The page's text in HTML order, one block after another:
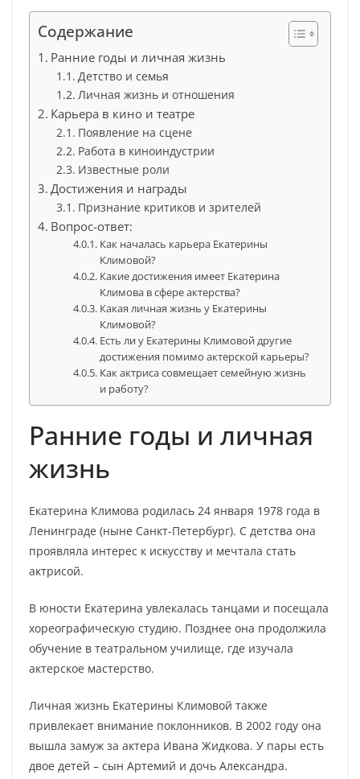
Содержание
Ранние годы и личная жизнь
Детство и семья
Личная жизнь и отношения
Карьера в кино и театре
Появление на сцене
Работа в киноиндустрии
Известные роли
Достижения и награды
Признание критиков и зрителей
Вопрос-ответ:
Как началась карьера Екатерины
Климовой?
Какие достижения имеет Екатерина
Климова в сфере актерства?
Какая личная жизнь у Екатерины
Климовой?
Есть ли у Екатерины Климовой другие
достижения помимо актерской карьеры?
Как актриса совмещает семейную жизнь
и работу?
Ранние годы и личная
жизнь
Екатерина Климова родилась 24 января 1978 года в
Ленинграде (ныне Санкт-Петербург). С детства она
проявляла интерес к искусству и мечтала стать
актрисой.
В юности Екатерина увлекалась танцами и посещала
хореографическую студию. Позднее она продолжила
обучение в театральном училище, где изучала
актерское мастерство.
Личная жизнь Екатерины Климовой также
привлекает внимание поклонников. В 2002 году она
вышла замуж за актера Ивана Жидкова. У пары есть
двое детей – сын Артемий и дочь Александра.